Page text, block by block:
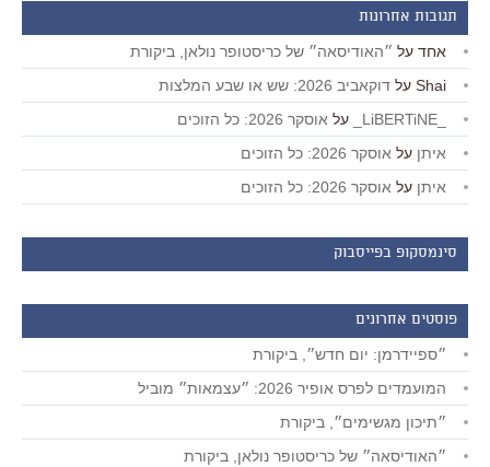
תגובות אחרונות
אחד על ״האודיסאה״ של כריסטופר נולאן, ביקורת
Shai על דוקאביב 2026: שש או שבע המלצות
על אוסקר 2026: כל הזוכים
איתן על אוסקר 2026: כל הזוכים
איתן על אוסקר 2026: כל הזוכים
סינמסקופ בפייסבוק
פוסטים אחרונים
״ספיידרמן: יום חדש״, ביקורת
המועמדים לפרס אופיר 2026: ״עצמאות״ מוביל
״תיכון מגשימים״, ביקורת
״האודיסאה״ של כריסטופר נולאן, ביקורת